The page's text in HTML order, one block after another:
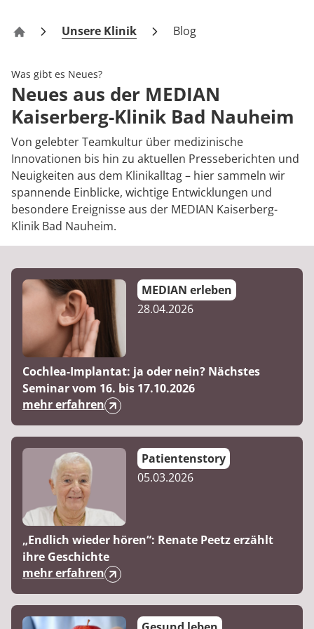
Kaiserberg-Klinik Bad Nauheim
Unsere Klinik Blog
Was gibt es Neues?
Neues aus der MEDIAN
Kaiserberg-Klinik Bad Nauheim
Von gelebter Teamkultur über medizinische
Innovationen bis hin zu aktuellen Presseberichten und
Neuigkeiten aus dem Klinikalltag – hier sammeln wir
spannende Einblicke, wichtige Entwicklungen und
besondere Ereignisse aus der MEDIAN Kaiserberg-
Klinik Bad Nauheim.
MEDIAN erleben
28.04.2026
Cochlea-Implantat: ja oder nein? Nächstes
Seminar vom 16. bis 17.10.2026
mehr erfahren
Patientenstory
05.03.2026
„Endlich wieder hören“: Renate Peetz erzählt
ihre Geschichte
mehr erfahren